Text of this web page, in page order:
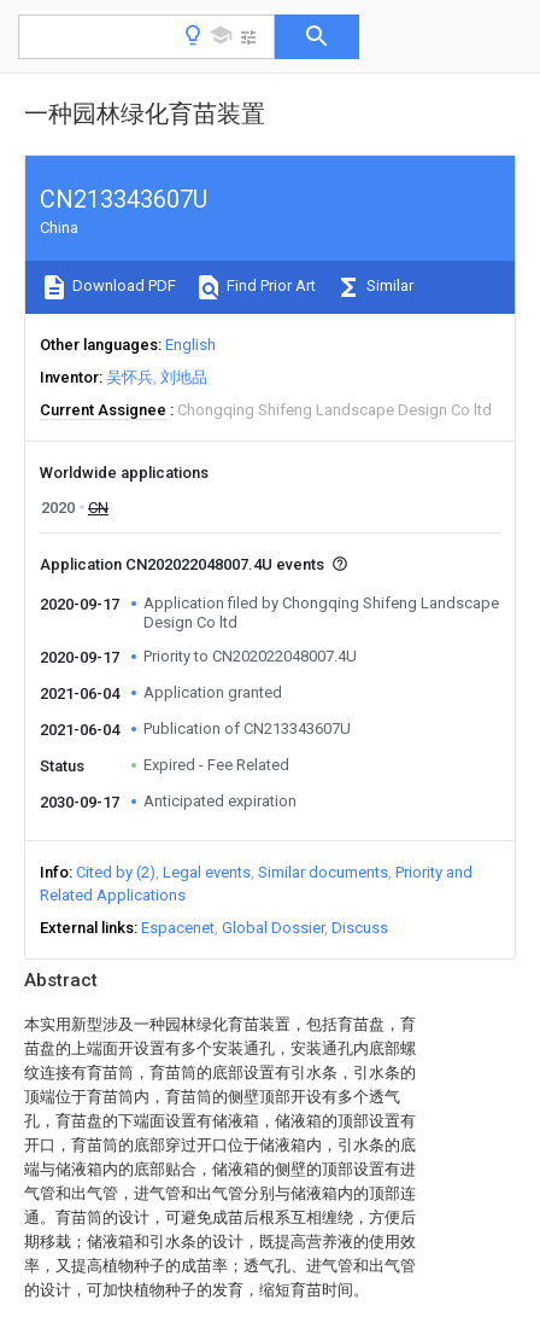
一种园林绿化育苗装置
Abstract
本实用新型涉及一种园林绿化育苗装置，包括育苗盘，育
苗盘的上端面开设置有多个安装通孔，安装通孔内底部螺
纹连接有育苗筒，育苗筒的底部设置有引水条，引水条的
顶端位于育苗筒内，育苗筒的侧壁顶部开设有多个透气
孔，育苗盘的下端面设置有储液箱，储液箱的顶部设置有
开口，育苗筒的底部穿过开口位于储液箱内，引水条的底
端与储液箱内的底部贴合，储液箱的侧壁的顶部设置有进
气管和出气管，进气管和出气管分别与储液箱内的顶部连
通。育苗筒的设计，可避免成苗后根系互相缠绕，方便后
期移栽；储液箱和引水条的设计，既提高营养液的使用效
率，又提高植物种子的成苗率；透气孔、进气管和出气管
的设计，可加快植物种子的发育，缩短育苗时间。
CN213343607U
China
Download PDF Find Prior Art Similar
Other languages English
Inventor 吴怀兵 刘地品
Current Assignee
Chongqing Shifeng Landscape Design Co ltd
Worldwide applications
2020
CN
Application CN202022048007.4U events
2020-09-17
Application filed by Chongqing Shifeng Landscape
Design Co ltd
2020-09-17
Priority to CN202022048007.4U
2021-06-04 Application granted
2021-06-04 Publication of CN213343607U
Status Expired - Fee Related
2030-09-17 Anticipated expiration
Info Cited by (2) Legal events Similar documents Priority and
Related Applications
External links Espacenet Global Dossier Discuss